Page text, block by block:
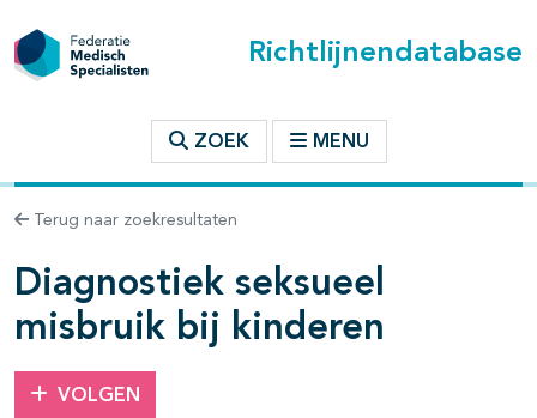
Richtlijnendatabase
ZOEK MENU
Terug naar zoekresultaten
Diagnostiek seksueel
misbruik bij kinderen
VOLGEN
binnen deze richtlijn